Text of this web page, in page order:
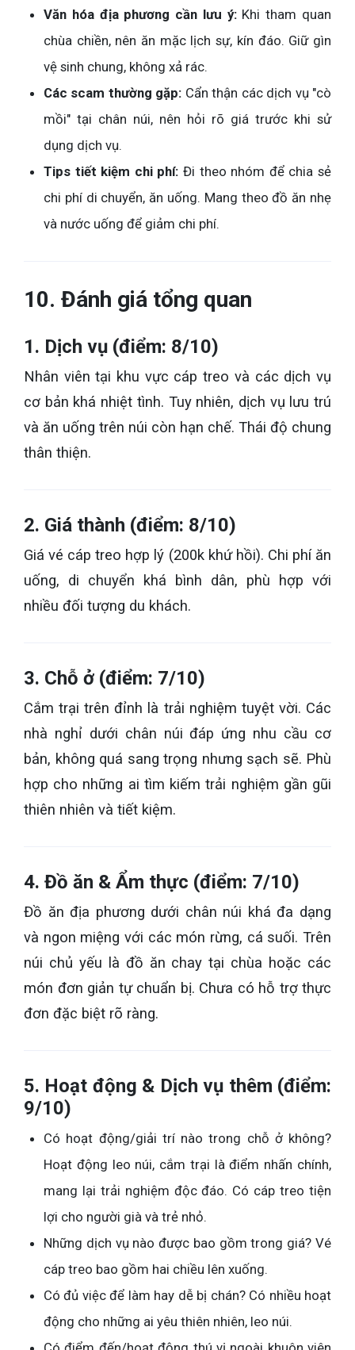
Văn hóa địa phương cần lưu ý:Khi tham quan
chùa chiền, nên ăn mặc lịch sự, kín đáo. Giữ gìn
vệ sinh chung, không xả rác.
Các scam thường gặp: Cẩn thận các dịch vụ "cò
mồi" tại chân núi, nên hỏi rõ giá trước khi sử
dụng dịch vụ.
Tips tiết kiệm chi phí: Đi theo nhóm để chia sẻ
chi phí di chuyển, ăn uống. Mang theo đồ ăn nhẹ
và nước uống để giảm chi phí.
10. Đánh giá tổng quan
1. Dịch vụ (điểm: 8/10)
Nhân viên tại khu vực cáp treo và các dịch vụ
cơ bản khá nhiệt tình. Tuy nhiên, dịch vụ lưu trú
và ăn uống trên núi còn hạn chế. Thái độ chung
thân thiện.
2. Giá thành (điểm: 8/10)
Giá vé cáp treo hợp lý (200k khứ hồi). Chi phí ăn
uống, di chuyển khá bình dân, phù hợp với
nhiều đối tượng du khách.
3. Chỗ ở (điểm: 7/10)
Cắm trại trên đỉnh là trải nghiệm tuyệt vời. Các
nhà nghỉ dưới chân núi đáp ứng nhu cầu cơ
bản, không quá sang trọng nhưng sạch sẽ. Phù
hợp cho những ai tìm kiếm trải nghiệm gần gũi
thiên nhiên và tiết kiệm.
4. Đồ ăn & Ẩm thực (điểm: 7/10)
Đồ ăn địa phương dưới chân núi khá đa dạng
và ngon miệng với các món rừng, cá suối. Trên
núi chủ yếu là đồ ăn chay tại chùa hoặc các
món đơn giản tự chuẩn bị. Chưa có hỗ trợ thực
đơn đặc biệt rõ ràng.
5. Hoạt động & Dịch vụ thêm (điểm:
9/10)
Có hoạt động/giải trí nào trong chỗ ở không?
Hoạt động leo núi, cắm trại là điểm nhấn chính,
mang lại trải nghiệm độc đáo. Có cáp treo tiện
lợi cho người già và trẻ nhỏ.
Những dịch vụ nào được bao gồm trong giá? Vé
cáp treo bao gồm hai chiều lên xuống.
Có đủ việc để làm hay dễ bị chán? Có nhiều hoạt
động cho những ai yêu thiên nhiên, leo núi.